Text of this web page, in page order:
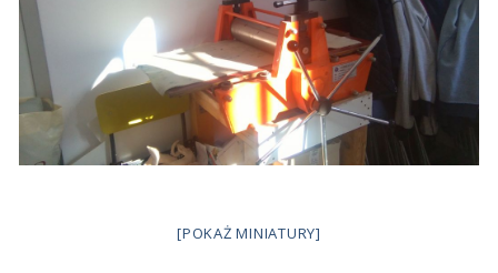
[POKAŻ MINIATURY]